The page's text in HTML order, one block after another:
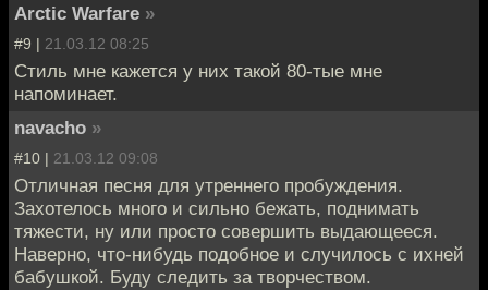
Arctic Warfare »
#9 | 21.03.12 08:25
Стиль мне кажется у них такой 80-тые мне
напоминает.
navacho »
#10 | 21.03.12 09:08
Отличная песня для утреннего пробуждения.
Захотелось много и сильно бежать, поднимать
тяжести, ну или просто совершить выдающееся.
Наверно, что-нибудь подобное и случилось с ихней
бабушкой. Буду следить за творчеством.